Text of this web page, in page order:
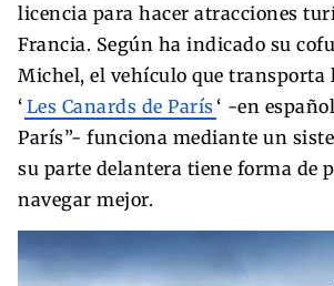
licencia para hacer atracciones
Francia. Según ha indicado su
Michel, el vehículo que transporta
‘ Les Canards de París ‘ -en
París”- funciona mediante un
su parte delantera tiene forma de
navegar mejor.